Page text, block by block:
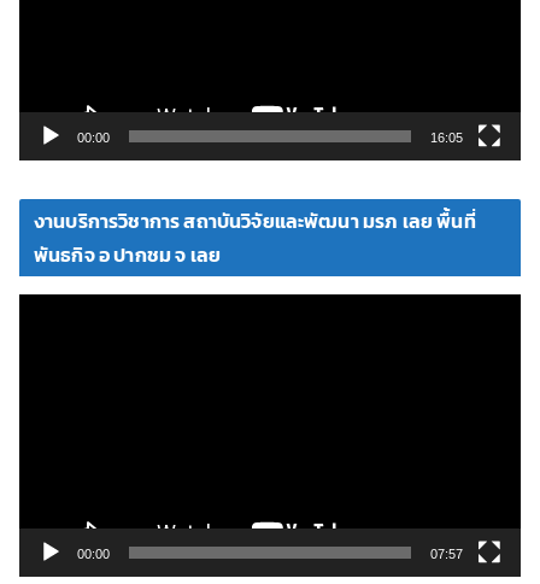
ดี
โ
00:00 16:05
งานบริการวิชาการ สถาบันวิจัยและพัฒนา มรภ เลย พื้นที่
พันธกิจ อ ปากชม จ เลย
00:00 07:57